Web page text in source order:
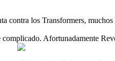
contra los Transformers,
Afortunadamente